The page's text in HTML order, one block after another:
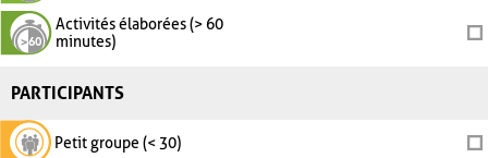
Activités élaborées (> 60
minutes)
PARTICIPANTS
Petit groupe (< 30)